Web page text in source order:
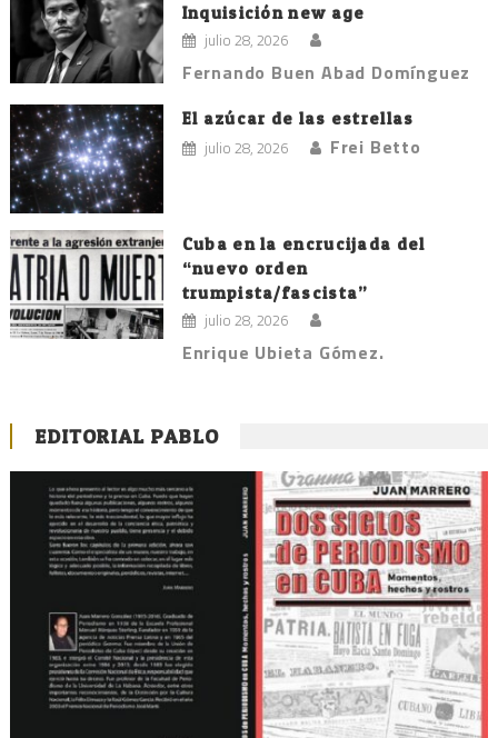
Inquisición new age
julio 28, 2026
Fernando Buen Abad Domínguez
El azúcar de las estrellas
julio 28, 2026 Frei Betto
Cuba en la encrucijada del
“nuevo orden
trumpista/fascista”
julio 28, 2026
Enrique Ubieta Gómez.
EDITORIAL PABLO